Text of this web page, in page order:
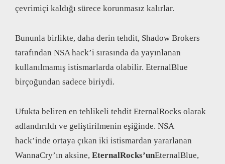
çevrimiçi kaldığı sürece korunmasız kalırlar.
Bununla birlikte, daha derin tehdit, Shadow Brokers
tarafından NSA hack’i sırasında da yayınlanan
kullanılmamış istismarlarda olabilir. EternalBlue
birçoğundan sadece biriydi.
Ufukta beliren en tehlikeli tehdit EternalRocks olarak
adlandırıldı ve geliştirilmenin eşiğinde. NSA
hack’inde ortaya çıkan iki istismardan yararlanan
WannaCry’ın aksine, EternalRocks’unEternalBlue,